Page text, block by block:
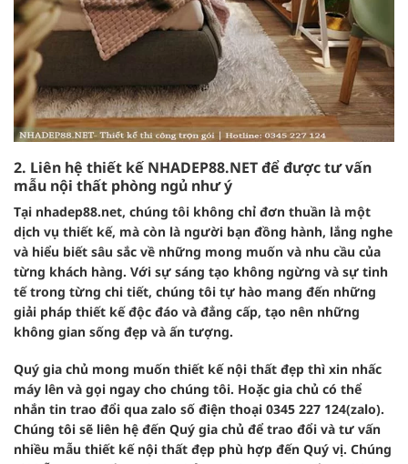
2. Liên hệ thiết kế NHADEP88.NET để được tư vấn
mẫu nội thất phòng ngủ như ý
Tại nhadep88.net, chúng tôi không chỉ đơn thuần là một
dịch vụ thiết kế, mà còn là người bạn đồng hành, lắng nghe
và hiểu biết sâu sắc về những mong muốn và nhu cầu của
từng khách hàng. Với sự sáng tạo không ngừng và sự tinh
tế trong từng chi tiết, chúng tôi tự hào mang đến những
giải pháp thiết kế độc đáo và đẳng cấp, tạo nên những
không gian sống đẹp và ấn tượng.
Quý gia chủ mong muốn thiết kế nội thất đẹp thì xin nhấc
máy lên và gọi ngay cho chúng tôi. Hoặc gia chủ có thể
nhắn tin trao đổi qua zalo số điện thoại 0345 227 124(zalo).
Chúng tôi sẽ liên hệ đến Quý gia chủ để trao đổi và tư vấn
nhiều mẫu thiết kế nội thất đẹp phù hợp đến Quý vị. Chúng